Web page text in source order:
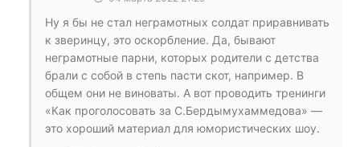
Ну я бы не стал неграмотных солдат приравнивать
к зверинцу, это оскорбление. Да, бывают
неграмотные парни, которых родители с детства
брали с собой в степь пасти скот, например. В
общем они не виноваты. А вот проводить тренинги
«Как проголосовать за С.Бердымухаммедова» —
это хороший материал для юмористических шоу.